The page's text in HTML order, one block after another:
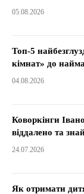
05.08.2026
Топ-5
кімнат» до
04.08.2026
Коворкінги
віддалено та
24.07.2026
Як отримати